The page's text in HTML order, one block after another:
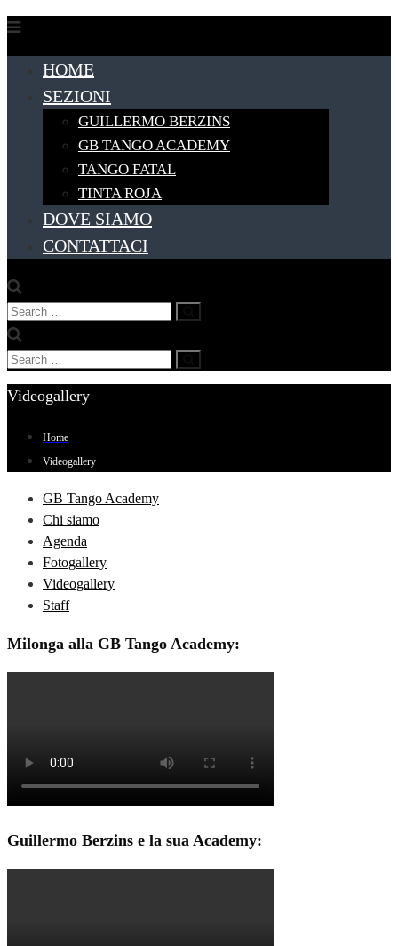
Skip
contentHOME
SEZIONI
GUILLERMO BERZINS
GB TANGO ACADEMY
TANGO FATAL
TINTA ROJA
DOVE SIAMO
CONTATTACI
Search
for:
Search
for:
Videogallery
Home
Videogallery
GB Tango Academy
Chi siamo
Agenda
Fotogallery
Videogallery
Staff
Milonga alla GB Tango Academy:
Guillermo Berzins e la sua Academy: